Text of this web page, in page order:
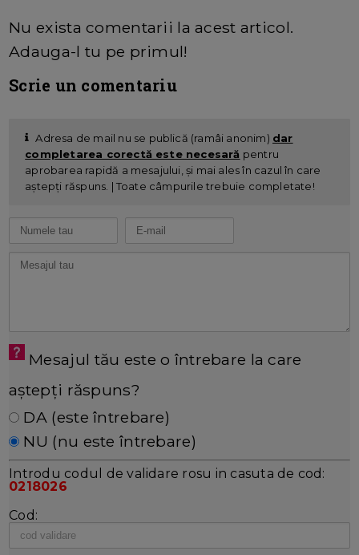
Nu exista comentarii la acest articol.
Adauga-l tu pe primul!
Scrie un comentariu
Adresa de mail nu se publică (ramâi anonim) dar
completarea corectă este necesară pentru
aprobarea rapidă a mesajului, și mai ales în cazul în care
aștepți răspuns. | Toate câmpurile trebuie completate!
Mesajul tău este o întrebare la care
aștepți răspuns?
DA (este întrebare)
NU (nu este întrebare)
Introdu codul de validare rosu in casuta de cod:
0218026
Cod: